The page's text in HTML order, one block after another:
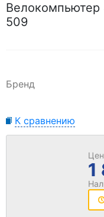
Велокомпьютер
509
Бренд
К сравнению
1